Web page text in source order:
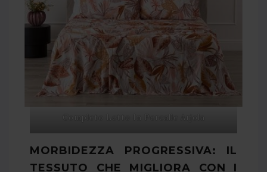
Completo Letto In Percalle Arjola
MORBIDEZZA PROGRESSIVA: IL
TESSUTO CHE MIGLIORA CON I